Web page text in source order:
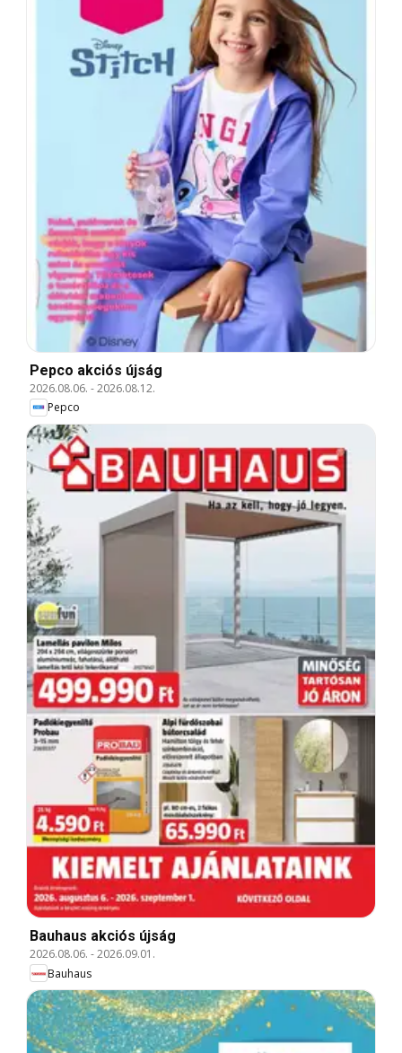
Pepco akciós újság
2026.08.06. -2026.08.12.
Pepco
Bauhaus akciós újság
2026.08.06. -2026.09.01.
Bauhaus